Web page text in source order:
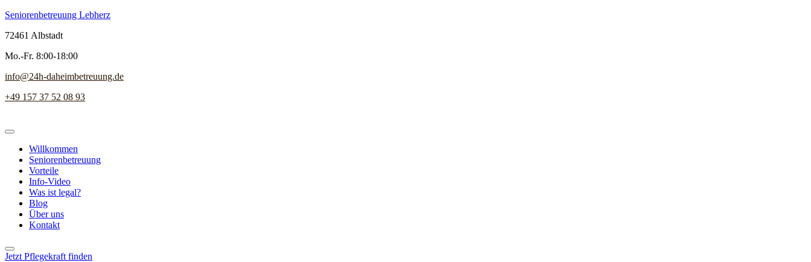
Seniorenbetreuung Lebherz
72461 Albstadt
Mo.-Fr. 8:00-18:00
info@24h-daheimbetreuung.de
+49 157 37 52 08 93
Willkommen
Seniorenbetreuung
Vorteile
Info-Video
Was ist legal?
Blog
Über uns
Kontakt
Jetzt Pflegekraft finden